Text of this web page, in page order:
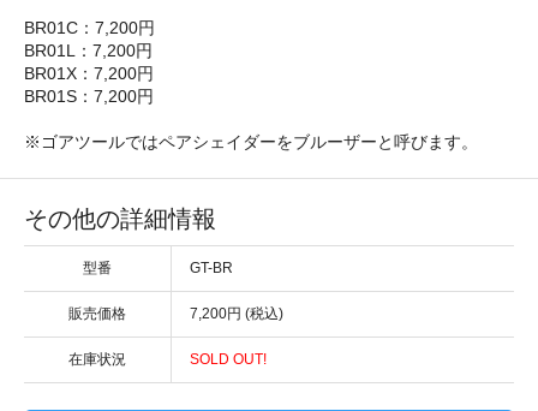
BR01C：7,200円
BR01L：7,200円
BR01X：7,200円
BR01S：7,200円
※ゴアツールではペアシェイダーをブルーザーと呼びます。
その他の詳細情報
型番 GT-BR
販売価格 7,200円 (税込)
在庫状況 SOLD OUT!